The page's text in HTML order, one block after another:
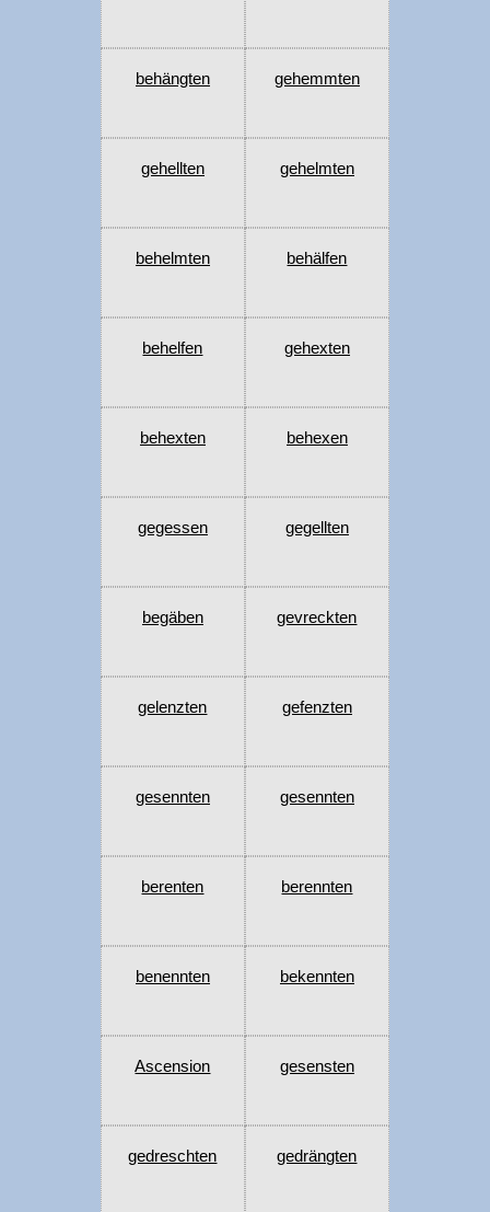
behängten gehemmten
gehellten gehelmten
behelmten behälfen
behelfen gehexten
behexten behexen
gegessen gegellten
begäben gevreckten
gelenzten gefenzten
gesennten gesennten
berenten berennten
benennten bekennten
Ascension gesensten
gedreschten gedrängten